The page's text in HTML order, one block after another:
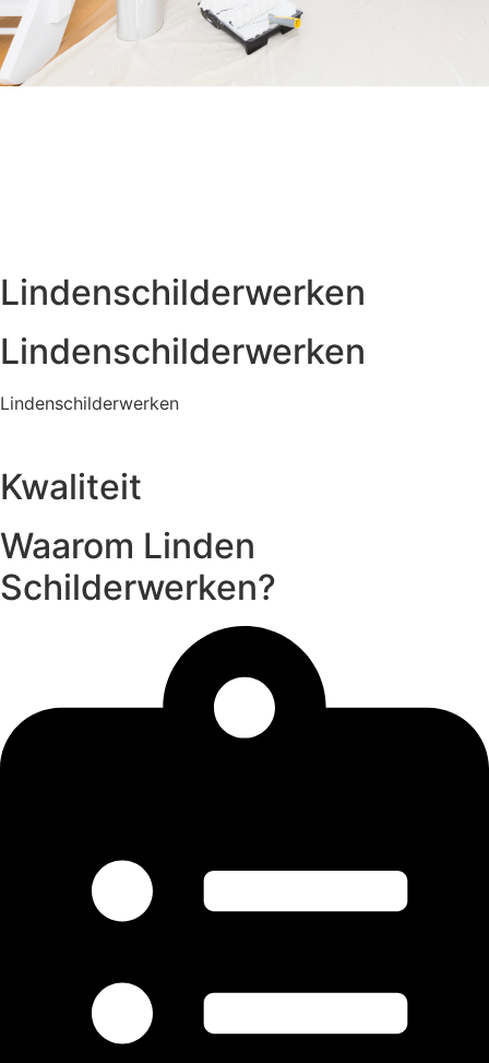
Lindenschilderwerken
Lindenschilderwerken
Lindenschilderwerken
Kwaliteit
Waarom Linden
Schilderwerken?